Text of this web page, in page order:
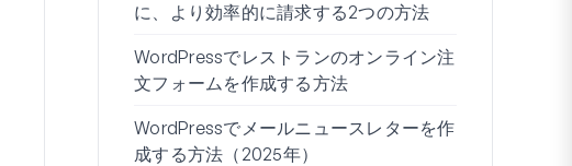
に、より効率的に請求する2つの方法
WordPressでレストランのオンライン注
文フォームを作成する方法
WordPressでメールニュースレターを作
成する方法（2025年）